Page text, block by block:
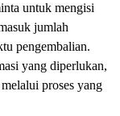
untuk mengisi
jumlah
pengembalian.
yang diperlukan,
proses yang